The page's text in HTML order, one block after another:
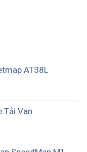
AT38L
Tải Van